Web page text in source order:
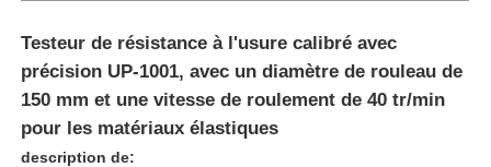
Aperçu
Testeur de résistance à l'usure calibré avec
précision UP-1001, avec un diamètre de rouleau de
150 mm et une vitesse de roulement de 40 tr/min
pour les matériaux élastiques
description de: